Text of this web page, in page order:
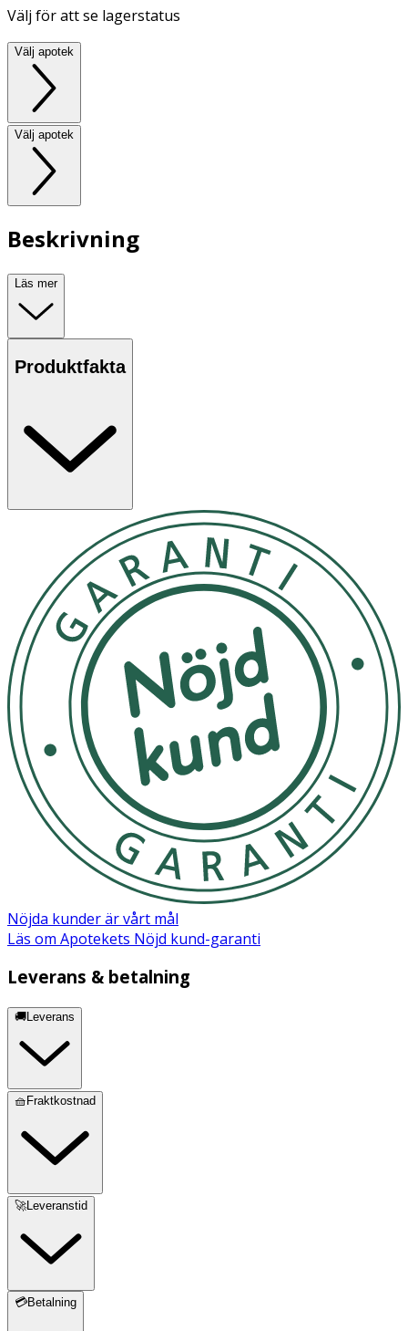
Välj för att se lagerstatus
Välj apotek
Välj apotek
Beskrivning
Läs mer
Produktfakta
Nöjda kunder är vårt mål
Läs om Apotekets Nöjd kund-garanti
Leverans & betalning
🚚Leverans
🧺Fraktkostnad
🚀Leveranstid
💳Betalning